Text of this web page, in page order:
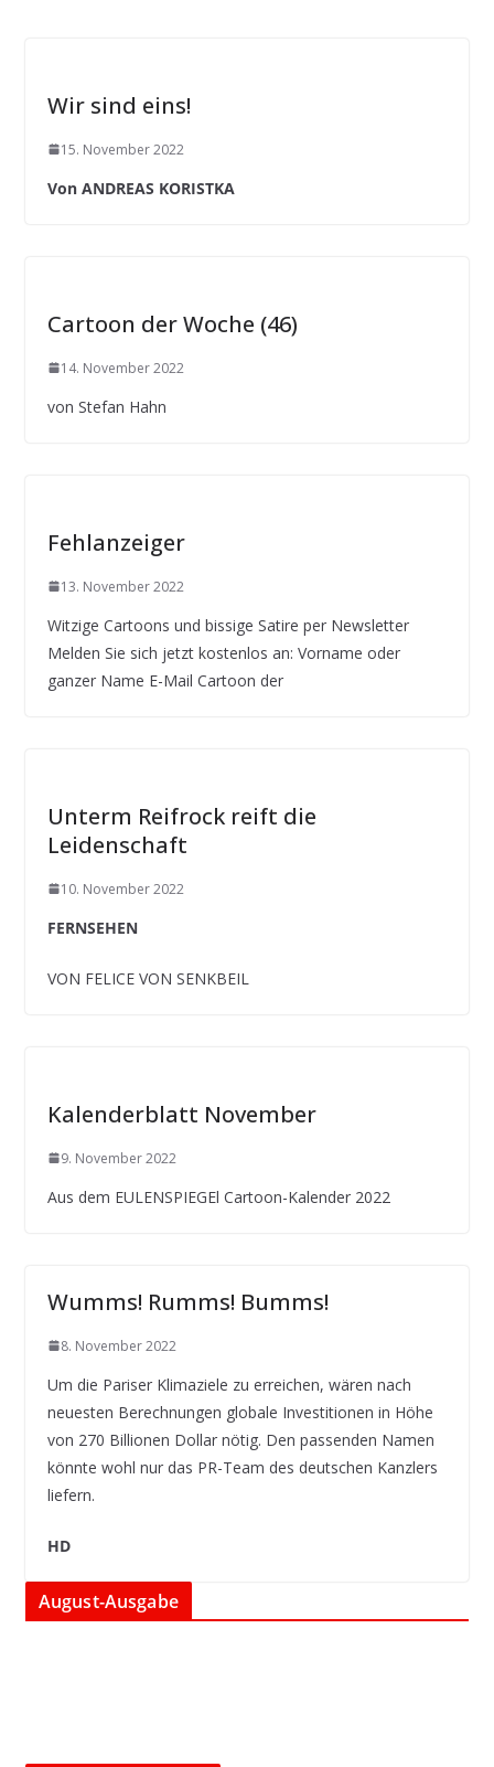
Wir sind eins!
15. November 2022
Von ANDREAS KORISTKA
Cartoon der Woche (46)
14. November 2022
von Stefan Hahn
Fehlanzeiger
13. November 2022
Witzige Cartoons und bissige Satire per Newsletter
Melden Sie sich jetzt kostenlos an: Vorname oder
ganzer Name E-Mail Cartoon der
Unterm Reifrock reift die
Leidenschaft
10. November 2022
FERNSEHEN
VON FELICE VON SENKBEIL
Kalenderblatt November
9. November 2022
Aus dem EULENSPIEGEl Cartoon-Kalender 2022
Wumms! Rumms! Bumms!
8. November 2022
Um die Pariser Klimaziele zu erreichen, wären nach
neuesten Berechnungen globale Investitionen in Höhe
von 270 Billionen Dollar nötig. Den passenden Namen
könnte wohl nur das PR-Team des deutschen Kanzlers
liefern.
HD
August-Ausgabe